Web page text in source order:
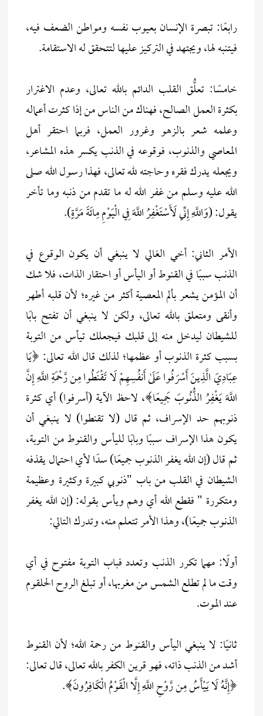
رابعًا: تبصرة الإنسان بعيوب نفسه ومواطن الضعف فيه،
فيتنبه لها، ويجتهد في التركيز عليها لتتحقق له الاستقامة.
خامسًا: تعلُّق القلب الدائم بالله تعالى، وعدم الاغترار
بكثرة العمل الصالح، فهناك من الناس من إذا كثرت أعماله
وعلمه شعر بالزهو وغرور العمل، فربما احتقر أهل
المعاصي والذنوب، فوقوعه في الذنب يكسر هذه المشاعر،
ويجعله يدرك فقره وحاجته لله تعالى، فهذا رسول الله صلى
الله عليه وسلم من غفر الله له ما تقدم من ذنبه وما تأخر
يقول: (وَاللَّهِ إِنِّي لَأَسْتَغْفِرُ اللَّهَ فِي الْيَوْمِ مِائَةَ مَرَّةٍ).
الأمر الثاني: أخي الغالي لا ينبغي أن يكون الوقوع في
الذنب سببًا في القنوط أو اليأس أو احتقار الذات، فلا شك
أن المؤمن يشعر بألم المعصية أكثر من غيره؛ لأن قلبه أطهر
وأنقى ومتعلق بالله تعالى، ولكن لا ينبغي أن تفتح بابًا
للشيطان ليدخل منه إلى قلبك فيجعلك تيأس من التوبة
بسبب كثرة الذنوب أو عظمها؛ لذلك قال الله تعالى: ﴿يَا
عِبَادِيَ الَّذِينَ أَسْرَفُوا عَلَىٰ أَنفُسِهِمْ لَا تَقْنَطُوا مِن رَّحْمَةِ اللَّهِ إِنَّ
اللَّهَ يَغْفِرُ الذُّنُوبَ جَمِيعًا﴾، لاحظ الآية (أسرفوا) أي كثرة
ذنوبهم حد الإسراف، ثم قال (لا تقنطوا) لا ينبغي أن
يكون هذا الإسراف سببًا وبابًا لليأس والقنوط من التوبة،
ثم قال (إن الله يغفر الذنوب جميعًا) سدًا لأي احتمال يقذفه
الشيطان في القلب من باب "ذنوبي كبيرة وكثيرة وعظيمة
ومتكررة " فقطع الله أي وهم ويأس بقوله: (إن الله يغفر
الذنوب جميعًا)، وهذا الأمر تتعلم منه، وتدرك التالي:
أولًا: مهما تكرر الذنب وتعدد فباب التوبة مفتوح في أي
وقت ما لم تطلع الشمس من مغربها، أو تبلغ الروح الحلقوم
عند الموت.
ثانيًا: لا ينبغي اليأس والقنوط من رحمة الله؛ لأن القنوط
أشد من الذنب ذاته، فهو قرين الكفر بالله تعالى، قال تعالى:
﴿إِنَّهُ لَا يَيْأَسُ مِن رَّوْحِ اللَّهِ إِلَّا الْقَوْمُ الْكَافِرُونَ﴾.